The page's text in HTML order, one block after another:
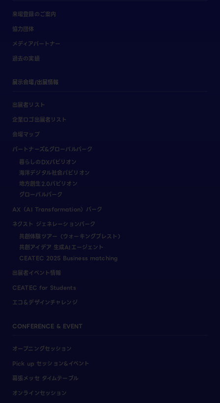
来場登録のご案内
協力団体
メディアパートナー
過去の実績
展示会場/出展情報
出展者リスト
企業ロゴ出展者リスト
会場マップ
パートナーズ&グローバルパーク
暮らしのDXパビリオン
海洋デジタル社会パビリオン
地方創生2.0パビリオン
グローバルパーク
AX（AI Transformation）パーク
ネクスト ジェネレーションパーク
共創体験ツアー（ウォーキングブレスト）
共創アイデア 生成AIエージェント
CEATEC 2025 Business matching
出展者イベント情報
CEATEC for Students
エコ＆デザインチャレンジ
CONFERENCE & EVENT
オープニングセッション
Pick up セッション&イベント
幕張メッセ タイムテーブル
オンラインセッション